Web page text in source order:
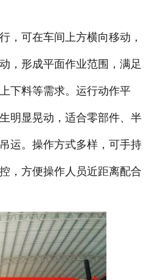
可在车间上方横向移动，
，形成平面作业范围，满足
下料等需求。运行动作平
明显晃动，适合零部件、半
运。操作方式多样，可手持
，方便操作人员近距离配合